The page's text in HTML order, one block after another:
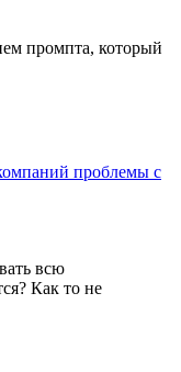
промпта, который
проблемы с
всю
Как то не